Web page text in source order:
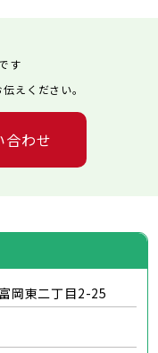
岡東二丁目2-25
す
えください。
合わせ